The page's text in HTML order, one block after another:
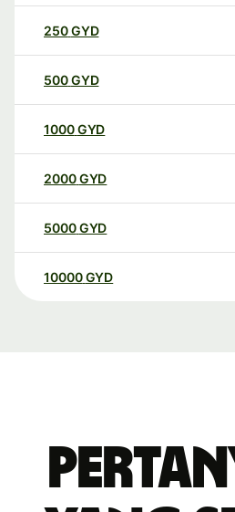
250GYD
500GYD
1000GYD
2000GYD
5000GYD
10000 GYD